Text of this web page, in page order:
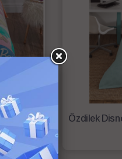
Taç Barbie Colourful Lisanslı Tek Kişilik Pike Takımı